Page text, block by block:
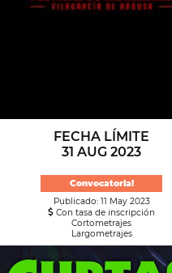
FECHA LÍMITE
31 AUG 2023
Convocatoria!
Publicado: 11 May 2023
Con tasa de inscripción
Cortometrajes
Largometrajes